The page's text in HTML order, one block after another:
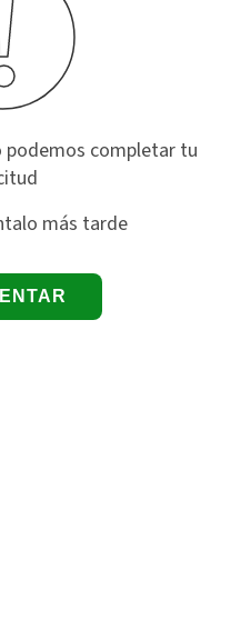
podemos completar tu
más tarde